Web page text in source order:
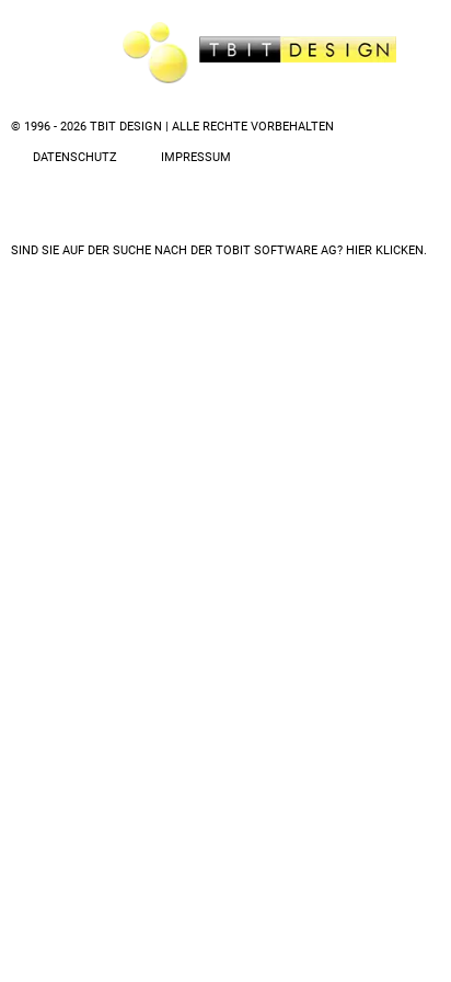
© 1996 - 2026 TBIT DESIGN | ALLE RECHTE VORBEHALTEN
DATENSCHUTZ IMPRESSUM
SIND SIE AUF DER SUCHE NACH DER TOBIT SOFTWARE AG? HIER KLICKEN.